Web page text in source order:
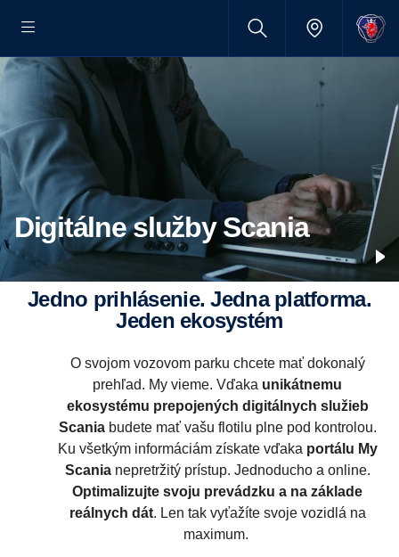
Digitálne služby Scania
Jedno prihlásenie. Jedna platforma.
Jeden ekosystém
O svojom vozovom parku chcete mať dokonalý
prehľad. My vieme. Vďaka unikátnemu
ekosystému prepojených digitálnych služieb
Scania budete mať vašu flotilu plne pod kontrolou.
Ku všetkým informáciám získate vďaka portálu My
Scanianepretržitý prístup. Jednoducho a online.
Optimalizujte svoju prevádzku a na základe
reálnych dát. Len tak vyťažíte svoje vozidlá na
maximum.